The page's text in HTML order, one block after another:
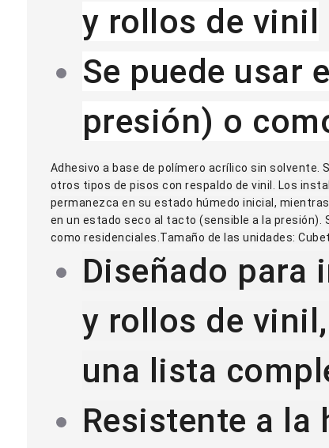
y rollos de vinil
Se puede usar
presión) o
Adhesivo a base de polímero acrílico sin
otros tipos de pisos con respaldo de vinil. Los
permanezca en su estado húmedo inicial,
en un estado seco al tacto (sensible a la presión).
como residenciales. Tamaño de las unidades:
Diseñado para
y rollos de
una lista
Resistente a la